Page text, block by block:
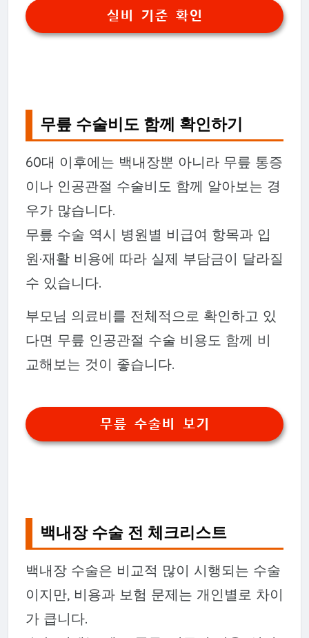
실비 기준 확인
무릎 수술비도 함께 확인하기
60대 이후에는 백내장뿐 아니라 무릎 통증
이나 인공관절 수술비도 함께 알아보는 경
우가 많습니다.
무릎 수술 역시 병원별 비급여 항목과 입
원·재활 비용에 따라 실제 부담금이 달라질
수 있습니다.
부모님 의료비를 전체적으로 확인하고 있
다면 무릎 인공관절 수술 비용도 함께 비
교해보는 것이 좋습니다.
무릎 수술비 보기
백내장 수술 전 체크리스트
백내장 수술은 비교적 많이 시행되는 수술
이지만, 비용과 보험 문제는 개인별로 차이
가 큽니다.